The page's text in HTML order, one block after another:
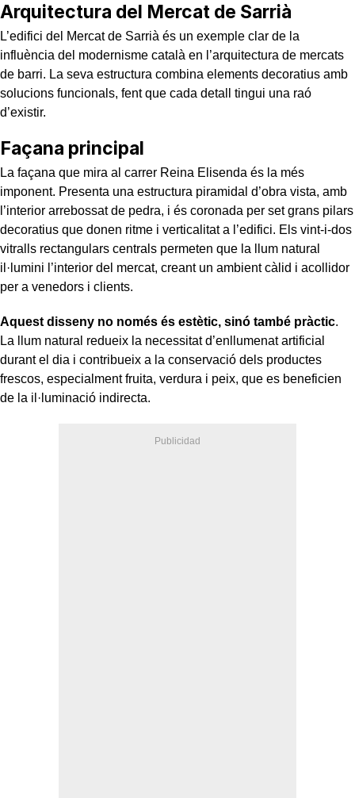
Arquitectura del Mercat de Sarrià
L’edifici del Mercat de Sarrià és un exemple clar de la
influència del modernisme català en l’arquitectura de mercats
de barri. La seva estructura combina elements decoratius amb
solucions funcionals, fent que cada detall tingui una raó
d’existir.
Façana principal
La façana que mira al carrer Reina Elisenda és la més
imponent. Presenta una estructura piramidal d’obra vista, amb
l’interior arrebossat de pedra, i és coronada per set grans pilars
decoratius que donen ritme i verticalitat a l’edifici. Els vint-i-dos
vitralls rectangulars centrals permeten que la llum natural
il·lumini l’interior del mercat, creant un ambient càlid i acollidor
per a venedors i clients.
Aquest disseny no només és estètic, sinó també pràctic.
La llum natural redueix la necessitat d’enllumenat artificial
durant el dia i contribueix a la conservació dels productes
frescos, especialment fruita, verdura i peix, que es beneficien
de la il·luminació indirecta.